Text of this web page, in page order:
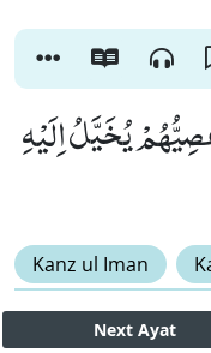
یُخَیَّلُ اِلَیْهِ
Kanz ul Iman
Next Ayat